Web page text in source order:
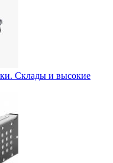
Склады и высокие